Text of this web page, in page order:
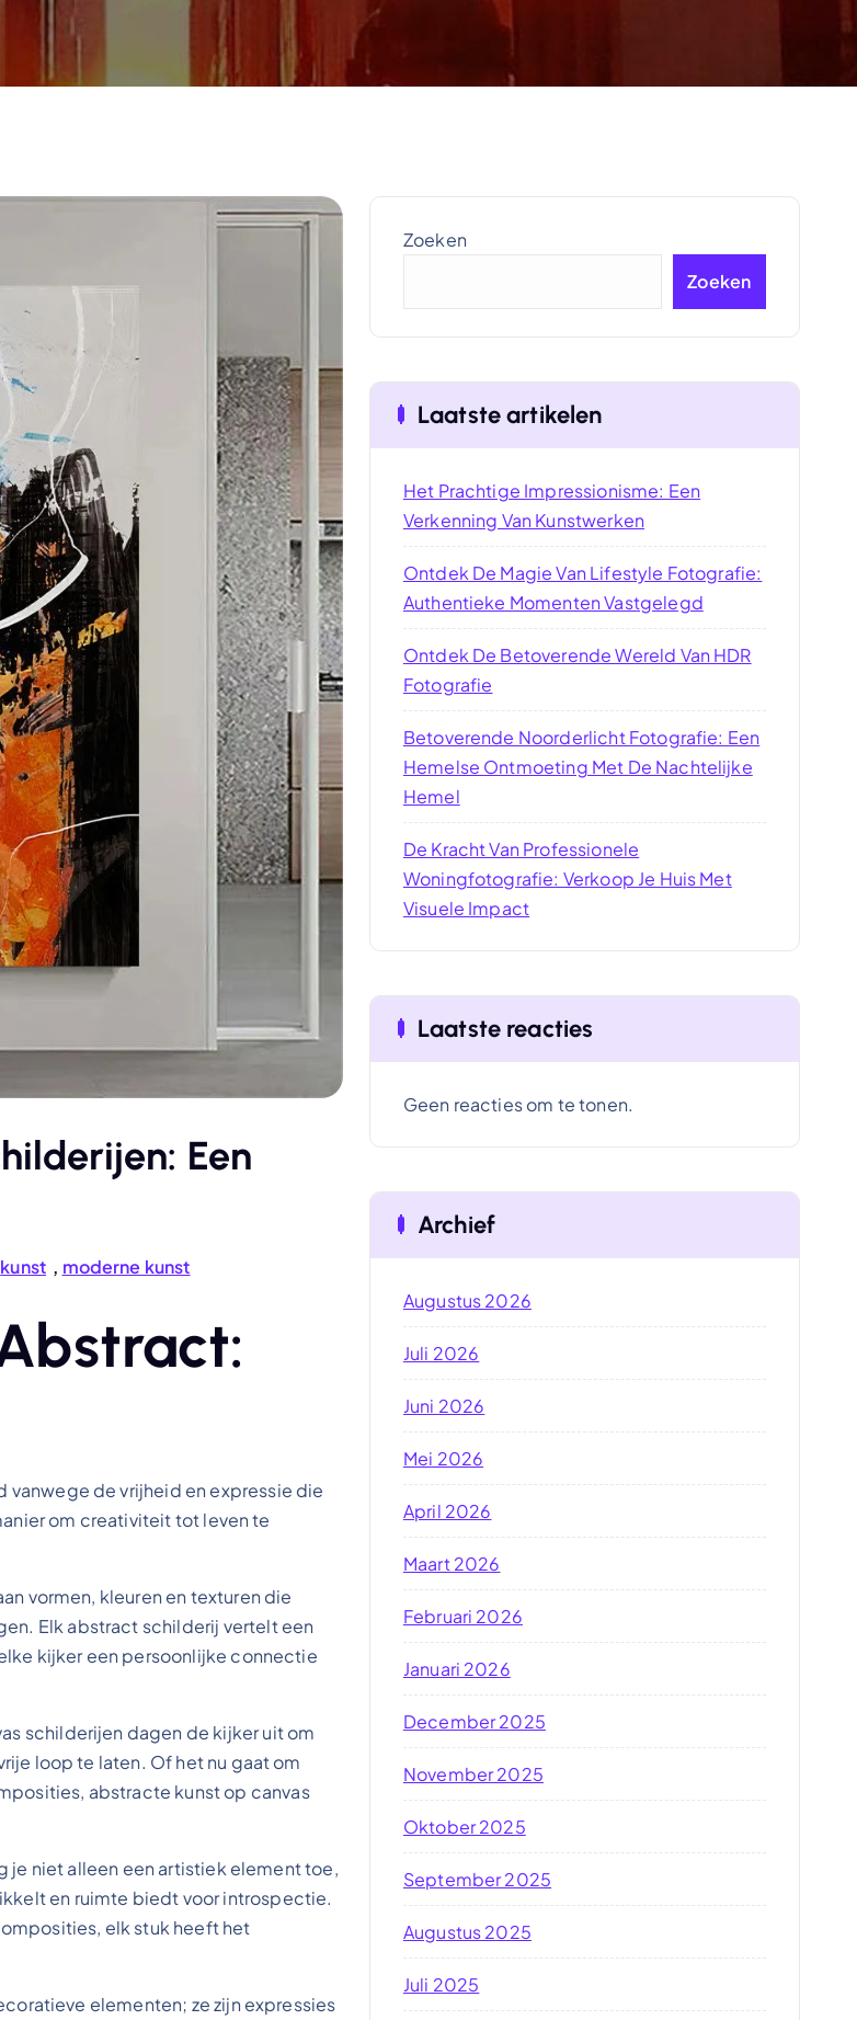
Een
kunst , moderne kunst
de vrijheid en expressie die
om creativiteit tot leven te
vormen, kleuren en texturen die
Elk abstract schilderij vertelt een
kijker een persoonlijke connectie
schilderijen dagen de kijker uit om
loop te laten. Of het nu gaat om
abstracte kunst op canvas
je niet alleen een artistiek element toe,
en ruimte biedt voor introspectie.
elk stuk heeft het
elementen; ze zijn expressies
Zoeken
Zoeken
Laatste artikelen
Het Prachtige Impressionisme: Een
Verkenning Van Kunstwerken
Ontdek De Magie Van Lifestyle Fotografie:
Authentieke Momenten Vastgelegd
Ontdek De Betoverende Wereld Van HDR
Fotografie
Betoverende Noorderlicht Fotografie: Een
Hemelse Ontmoeting Met De Nachtelijke
Hemel
De Kracht Van Professionele
Woningfotografie: Verkoop Je Huis Met
Visuele Impact
Laatste reacties
Geen reacties om te tonen.
Archief
Augustus 2026
Juli 2026
Juni 2026
Mei 2026
April 2026
Maart 2026
Februari 2026
Januari 2026
December 2025
November 2025
Oktober 2025
September 2025
Augustus 2025
Juli 2025